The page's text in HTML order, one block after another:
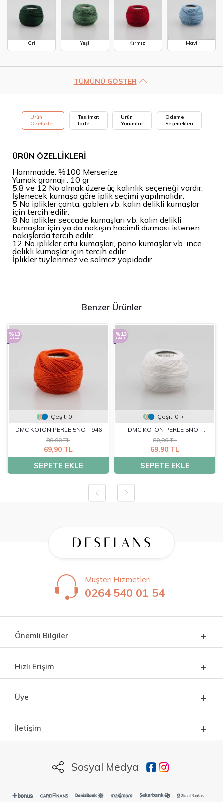
Gri Yeşil Kırmızı Mavi
TÜMÜNÜ GÖSTER
Ürün
Özellikleri
Teslimat
İade
Ürün
Yorumlar
Ödeme
Seçenekleri
ÜRÜN ÖZELLİKLERİ
Hammadde: %100 Merserize
Yumak gramajı : 10 gr
5,8 ve 12 No olmak üzere üç kalınlık seçeneği vardır.
İşlenecek kumaşa göre iplik seçimi yapılmalıdır.
5 No iplikler çanta, goblen vb. kalın delikli kumaşlar
için tercih edilir.
8 No iplikler seccade kumaşları vb. kalın delikli
kumaşlar için ya da nakışın hacimli durması istenen
nakışlarda tercih edilir.
12 No iplikler örtü kumaşları, pano kumaşlar vb. ince
delikli kumaşlar için tercih edilir.
İplikler tüylenmez ve solmaz yapıdadır.
Benzer Ürünler
%13
indirimli
Çeşit 0 +
DMC KOTON PERLE 5NO - 946
80,00 TL
69,90 TL
SEPETE EKLE
%13
indirimli
Çeşit 0 +
DMC KOTON PERLE 5NO -
BLANC
80,00 TL
69,90 TL
SEPETE EKLE
Müşteri Hizmetleri
0264 540 01 54
Önemli Bilgiler
Hızlı Erişim
Üye
İletişim
Sosyal Medya